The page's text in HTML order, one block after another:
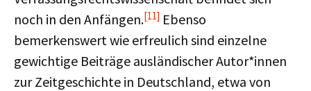
noch in den Anfängen.[11] Ebenso
bemerkenswert wie erfreulich sind einzelne
gewichtige Beiträge ausländischer Autor*innen
zur Zeitgeschichte in Deutschland, etwa von